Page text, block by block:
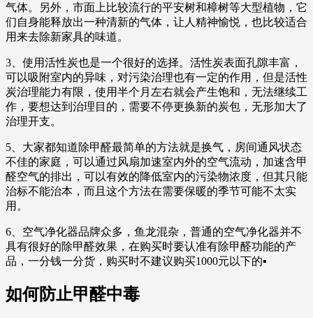
气体。另外，市面上比较流行的平安树和樟树等大型植物，它
们自身能释放出一种清新的气体，让人精神愉悦，也比较适合
用来去除新家具的味道。
3、使用活性炭也是一个很好的选择。活性炭表面孔隙丰富，
可以吸附室内的异味，对污染治理也有一定的作用，但是活性
炭治理能力有限，使用半个月左右就会产生饱和，无法继续工
作，要想达到治理目的，需要不停更换新的炭包，无形加大了
治理开支。
5、大家都知道除甲醛最简单的方法就是换气，房间通风状态
不佳的家庭，可以通过风扇加速室内外的空气流动，加速含甲
醛空气的排出，可以有效的降低室内的污染物浓度，但其只能
治标不能治本，而且这个方法在需要保暖的季节可能不太实
用。
6、空气净化器品牌众多，鱼龙混杂，普通的空气净化器并不
具有很好的除甲醛效果，在购买时要认准有除甲醛功能的产
品，一分钱一分货，购买时不建议购买1000元以下的▪
如何防止甲醛中毒